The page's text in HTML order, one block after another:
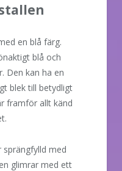
en blå färg.
blå och
Den kan ha en
blek till betydligt
framför allt känd
sprängfylld med
glimrar med ett